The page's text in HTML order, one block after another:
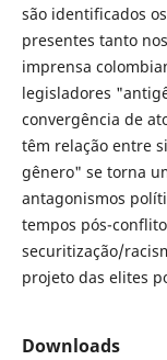
são identificados
presentes tanto
imprensa
legisladores
convergência de
têm relação entre
gênero" se torna
antagonismos
tempos pós-
securitização/
projeto das elites
Downloads